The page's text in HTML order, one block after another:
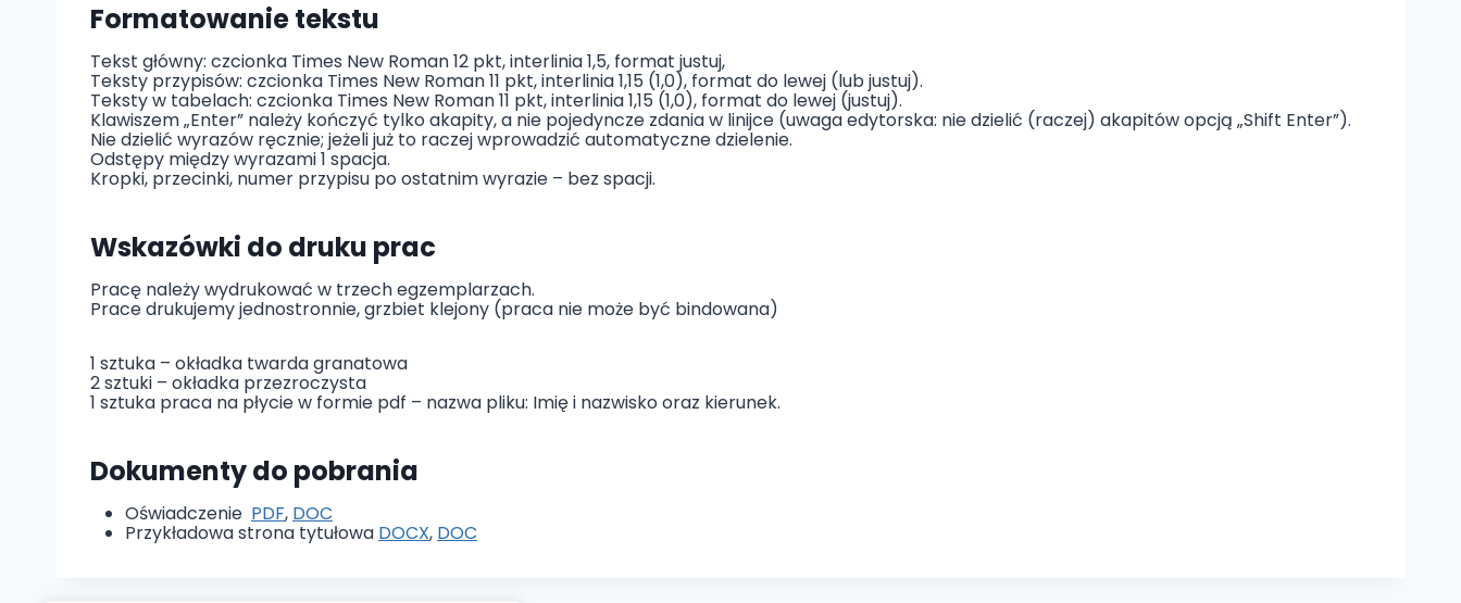
Formatowanie tekstu
Tekst główny: czcionka Times New Roman 12 pkt, interlinia 1,5, format justuj,
Teksty przypisów: czcionka Times New Roman 11 pkt, interlinia 1,15 (1,0), format do lewej (lub justuj).
Teksty w tabelach: czcionka Times New Roman 11 pkt, interlinia 1,15 (1,0), format do lewej (justuj).
Klawiszem „Enter” należy kończyć tylko akapity, a nie pojedyncze zdania w linijce (uwaga edytorska: nie dzielić (raczej) akapitów opcją „Shift Enter”).
Nie dzielić wyrazów ręcznie; jeżeli już to raczej wprowadzić automatyczne dzielenie.
Odstępy między wyrazami 1 spacja.
Kropki, przecinki, numer przypisu po ostatnim wyrazie – bez spacji.
Wskazówki do druku prac
Pracę należy wydrukować w trzech egzemplarzach.
Prace drukujemy jednostronnie, grzbiet klejony (praca nie może być bindowana)
1 sztuka – okładka twarda granatowa
2 sztuki – okładka przezroczysta
1 sztuka praca na płycie w formie pdf – nazwa pliku: Imię i nazwisko oraz kierunek.
Dokumenty do pobrania
Oświadczenie PDF, DOC
Przykładowa strona tytułowa DOCX, DOC